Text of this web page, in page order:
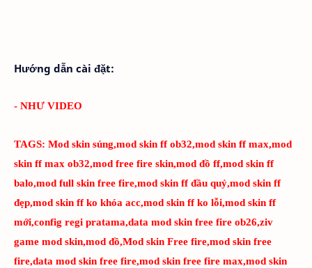
Hướng dẫn cài đặt:
- NHƯ VIDEO
TAGS: Mod skin súng,mod skin ff ob32,mod skin ff max,mod
skin ff max ob32,mod free fire skin,mod đồ ff,mod skin ff
balo,mod full skin free fire,mod skin ff đầu quỷ,mod skin ff
đẹp,mod skin ff ko khóa acc,mod skin ff ko lỗi,mod skin ff
mới,config regi pratama,data mod skin free fire ob26,ziv
game mod skin,mod đồ,Mod skin Free fire,mod skin free
fire,data mod skin free fire,mod skin free fire max,mod skin